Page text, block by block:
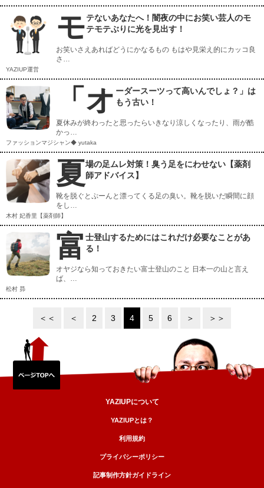
モテないあなたへ！闇夜の中にお笑い芸人のモ
テモテぶりに光を見出す！
お笑いさえあればどうにかなるもの もはや見栄え的にカッコ良
さ…
YAZIUP運営
「オ ーダースーツって高いんでしょ？」は
もう古い！
夏休みが終わったと思ったらいきなり涼しくなったり、雨が酷
かっ…
ファッションマジシャン◆ yutaka
夏場の足ムレ対策！臭う足をにわせない【薬剤
師アドバイス】
靴を脱ぐとぷーんと漂ってくる足の臭い。靴を脱いだ瞬間に顔
をし…
木村 妃香里【薬剤師】
富 士登山するためにはこれだけ必要なことがあ
る！
オヤジなら知っておきたい富士登山のこと 日本一の山と言え
ば、…
松村 昴
＜＜ ＜ 2 3 4 5 6 ＞ ＞＞
YAZIUPについて
YAZIUPとは？
利用規約
プライバシーポリシー
記事制作方針ガイドライン